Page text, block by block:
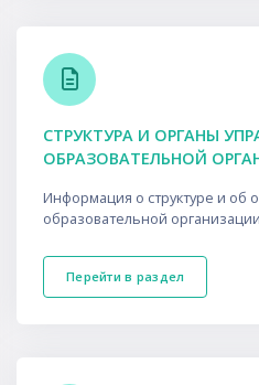
СТРУКТУРА И ОРГАНЫ
ОБРАЗОВАТЕЛЬНОЙ
Информация о структуре и об
образовательной организации
Перейти в раздел